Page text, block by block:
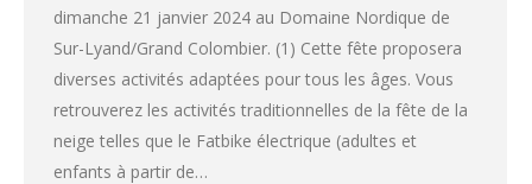
dimanche 21 janvier 2024 au Domaine Nordique de
Sur-Lyand/Grand Colombier. (1) Cette fête proposera
diverses activités adaptées pour tous les âges. Vous
retrouverez les activités traditionnelles de la fête de la
neige telles que le Fatbike électrique (adultes et
enfants à partir de…